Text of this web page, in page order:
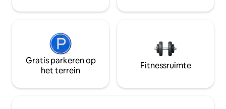
Gratis parkeren op
het terrein
Fitnessruimte